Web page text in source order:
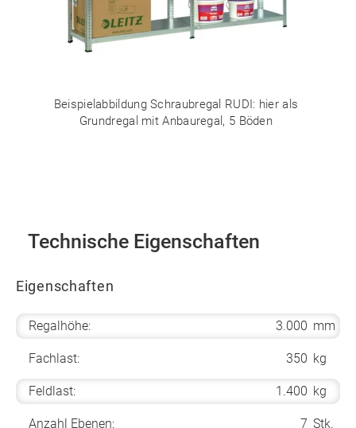
Beispielabbildung Schraubregal RUDI: hier als
Grundregal mit Anbauregal, 5 Böden
Technische Eigenschaften
Eigenschaften
Regalhöhe: 3.000 mm
Fachlast: 350 kg
Feldlast: 1.400 kg
Anzahl Ebenen: 7 Stk.